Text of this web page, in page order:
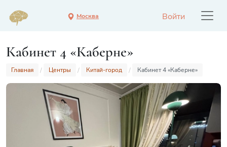
Москва Войти
Кабинет 4 «Каберне»
Главная Центры Китай-город Кабинет 4 «Каберне»